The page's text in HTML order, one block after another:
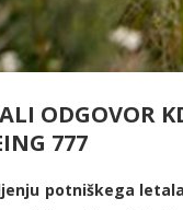
ODGOVOR
777
potniškega